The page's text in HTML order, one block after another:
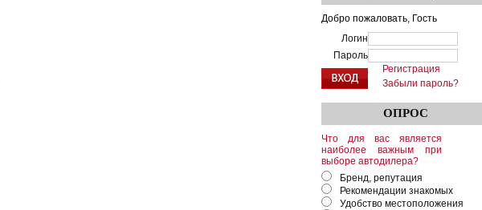
Добро пожаловать, Гость
Логин
Пароль
Регистрация
Забыли пароль?
ОПРОС
Что для вас является
наиболее важным при
выборе автодилера?
Бренд, репутация
Рекомендации знакомых
Удобство местоположения